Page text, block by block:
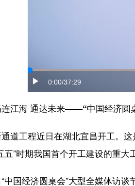
0:00/37:29
连江海 通达未来——“中国经济圆
工程近日在湖北宜昌开工。这
五”时期我国首个开工建设的重大
国经济圆桌会”大型全媒体访谈